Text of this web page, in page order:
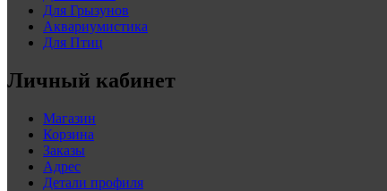
Для Грызунов
Аквариумистика
Для Птиц
Личный кабинет
Магазин
Корзина
Заказы
Адрес
Детали профиля